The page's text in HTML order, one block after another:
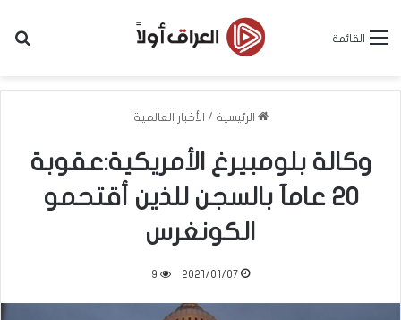
القائمة
الرئيسية / الأخبار العالمية
وكالة بلومبيرغ الأمريكية:عقوبة
20 عامآ بالسجن للذين أقتحمو
الكونغرس
2021/01/07
9